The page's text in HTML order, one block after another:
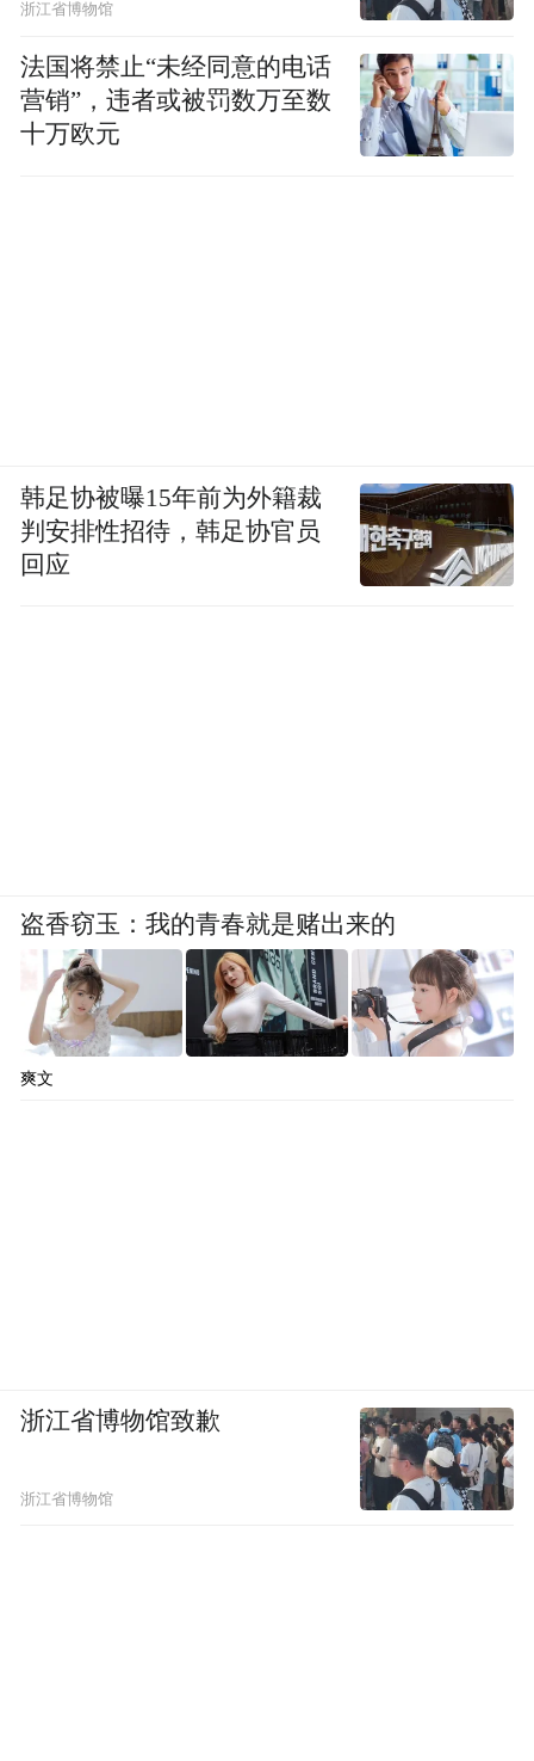
浙江省博物馆
法国将禁止“未经同意的电话
营销”，违者或被罚数万至数
十万欧元
韩足协被曝15年前为外籍裁
判安排性招待，韩足协官员
回应
盗香窃玉：我的青春就是赌出来的
爽文
浙江省博物馆致歉
浙江省博物馆